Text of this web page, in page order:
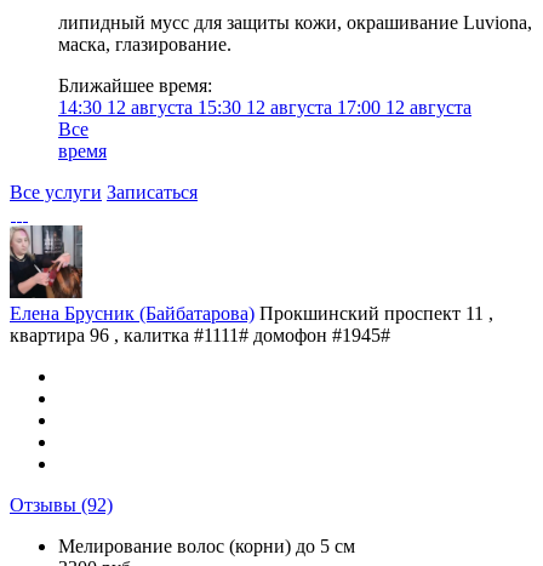
липидный мусс для защиты кожи, окрашивание Luviona,
маска, глазирование.
Ближайшее время:
14:30 12 августа 15:30 12 августа 17:00 12 августа
Все
время
Все услуги Записаться
Елена Брусник (Байбатарова) Прокшинский проспект 11 ,
квартира 96 , калитка #1111# домофон #1945#
Отзывы (92)
Мелирование волос (корни) до 5 см